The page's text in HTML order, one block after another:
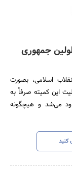
جمهوری
اسلامی، بصورت
این کمیته صرفاً به
می‌شد و هیچگونه
کنید